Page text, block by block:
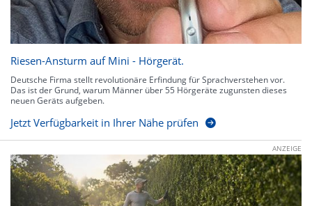
Riesen-Ansturm auf Mini - Hörgerät.
Deutsche Firma stellt revolutionäre Erfindung für Sprachverstehen vor.
Das ist der Grund, warum Männer über 55 Hörgeräte zugunsten dieses
neuen Geräts aufgeben.
Jetzt Verfügbarkeit in Ihrer Nähe prüfen
ANZEIGE